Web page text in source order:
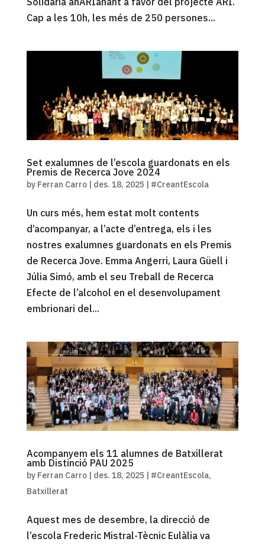
Cap a les 10h, les més de 250 persones...
Set exalumnes de l’escola guardonats en els
Premis de Recerca Jove 2024
by Ferran Carro| des. 18, 2025 | #CreantEscola
Un curs més, hem estat molt contents
d’acompanyar, a l’acte d’entrega, els i les
nostres exalumnes guardonats en els Premis
de Recerca Jove. Emma Angerri, Laura Güell i
Júlia Simó, amb el seu Treball de Recerca
Efecte de l’alcohol en el desenvolupament
embrionari del...
Acompanyem els 11 alumnes de Batxillerat
amb Distinció PAU 2025
by Ferran Carro| des. 18, 2025 | #CreantEscola,
Batxillerat
Aquest mes de desembre, la direcció de
l’escola Frederic Mistral-Tècnic Eulàlia va